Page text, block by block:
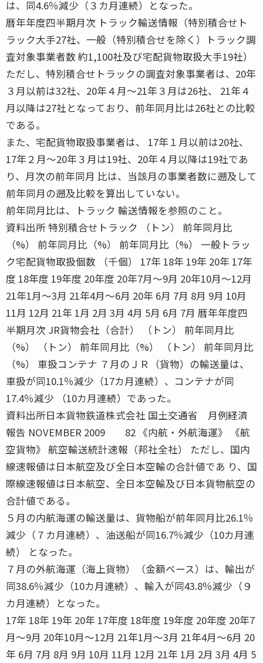
は、同4.6％減少（３カ月連続）となった。
暦年年度四半期月次 トラック輸送情報（特別積合せト
ラック大手27社、一般（特別積合せを除く）トラック調
査対象事業者数 約1,100社及び宅配貨物取扱大手19社）
ただし、特別積合せトラックの調査対象事業者は、20年
３月以前は32社、20年４月〜21年３月は26社、 21年４
月以降は27社となっており、前年同月比は26社との比較
である。
また、宅配貨物取扱事業者は、 17年１月以前は20社、
17年２月〜20年３月は19社、20年４月以降は19社であ
り、月次の前年同月 比は、当該月の事業者数に遡及して
前年同月の遡及比較を算出していない。
前年同月比は、トラック 輸送情報を参照のこと。
資料出所 特別積合せトラック （トン） 前年同月比
（%） 前年同月比（%） 前年同月比（%） 一般トラッ
ク宅配貨物取扱個数 （千個） 17年 18年 19年 20年 17年
度 18年度 19年度 20年度 20年7月〜9月 20年10月〜12月
21年1月〜3月 21年4月〜6月 20年 6月 7月 8月 9月 10月
11月 12月 21年 1月 2月 3月 4月 5月 6月 7月 暦年年度四
半期月次 JR貨物会社（合計） （トン） 前年同月比
（%） （トン） 前年同月比（%） （トン） 前年同月比
（%） 車扱コンテナ ７月のＪＲ（貨物）の輸送量は、
車扱が同10.1％減少（17カ月連続）、コンテナが同
17.4％減少 （10カ月連続）であった。
資料出所日本貨物鉄道株式会社 国土交通省 月例経済
報告 NOVEMBER 2009 82 《内航・外航海運》 《航
空貨物》 航空輸送統計速報（邦社全社） ただし、国内
線速報値は日本航空及び全日本空輸の合計値であ り、国
際線速報値は日本航空、全日本空輸及び日本貨物航空の
合計値である。
５月の内航海運の輸送量は、貨物船が前年同月比26.1％
減少（７カ月連続）、油送船が同16.7％減少（10カ月連
続） となった。
７月の外航海運（海上貨物）（金額ベース）は、輸出が
同38.6％減少（10カ月連続）、輸入が同43.8％減少（９
カ月連続）となった。
17年 18年 19年 20年 17年度 18年度 19年度 20年度 20年7
月〜9月 20年10月〜12月 21年1月〜3月 21年4月〜6月 20
年 6月 7月 8月 9月 10月 11月 12月 21年 1月 2月 3月 4月 5